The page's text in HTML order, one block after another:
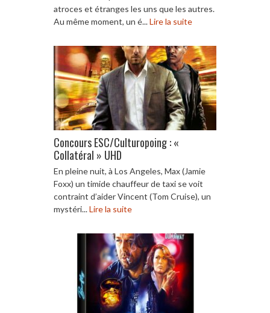
atroces et étranges les uns que les autres.
Au même moment, un é...Lire la suite
Concours ESC/Culturopoing : «
Collatéral » UHD
En pleine nuit, à Los Angeles, Max (Jamie
Foxx) un timide chauffeur de taxi se voit
contraint d’aider Vincent (Tom Cruise), un
mystéri...Lire la suite